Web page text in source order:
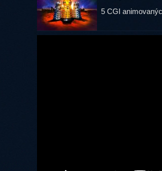
5 CGI